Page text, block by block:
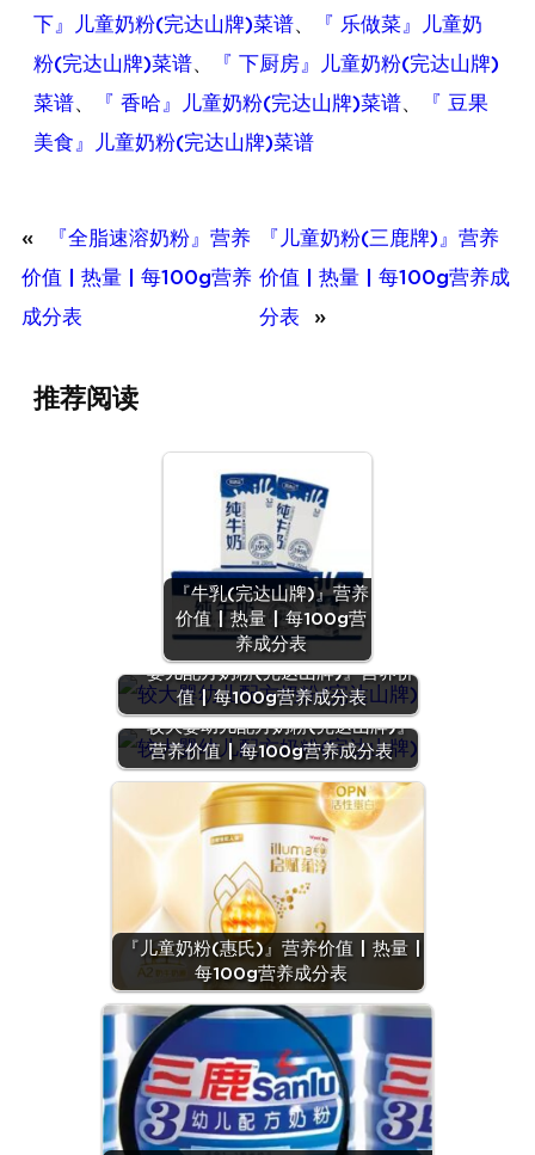
下』儿童奶粉(完达山牌)菜谱、
『 乐做菜』儿童奶
粉(完达山牌)菜谱、
『 下厨房』儿童奶粉(完达山牌)
菜谱、 『 香哈』儿童奶粉(完达山牌)菜谱、
『 豆果
美食』儿童奶粉(完达山牌)菜谱
«
『全脂速溶奶粉』营养
价值 | 热量 | 每100g营养
成分表
『儿童奶粉(三鹿牌)』营养
价值 | 热量 | 每100g营养成
分表
»
推荐阅读
『牛乳(完达山牌)』营养
价值 | 热量 | 每100g营
养成分表
『婴儿配方奶粉(完达山牌)』营养价
值 | 每100g营养成分表
『较大婴幼儿配方奶粉(完达山牌)』
营养价值 | 每100g营养成分表
『儿童奶粉(惠氏)』营养价值 | 热量 |
每100g营养成分表